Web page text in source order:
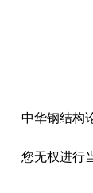
中华钢结构
您无权进行